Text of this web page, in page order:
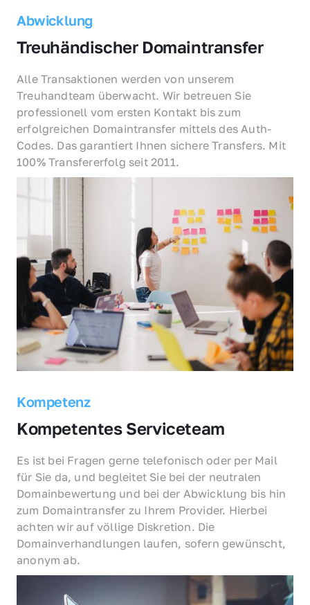
Abwicklung
Treuhändischer Domaintransfer
Alle Transaktionen werden von unserem
Treuhandteam überwacht. Wir betreuen Sie
professionell vom ersten Kontakt bis zum
erfolgreichen Domaintransfer mittels des Auth-
Codes. Das garantiert Ihnen sichere Transfers. Mit
100% Transfererfolg seit 2011.
Kompetenz
Kompetentes Serviceteam
Es ist bei Fragen gerne telefonisch oder per Mail
für Sie da, und begleitet Sie bei der neutralen
Domainbewertung und bei der Abwicklung bis hin
zum Domaintransfer zu Ihrem Provider. Hierbei
achten wir auf völlige Diskretion. Die
Domainverhandlungen laufen, sofern gewünscht,
anonym ab.